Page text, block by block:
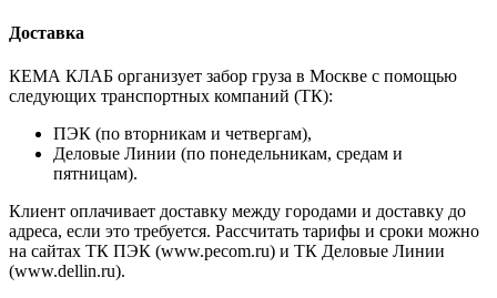
Доставка
КЕМА КЛАБ организует забор груза в Москве с помощью
следующих транспортных компаний (ТК):
ПЭК (по вторникам и четвергам),
Деловые Линии (по понедельникам, средам и
пятницам).
Клиент оплачивает доставку между городами и доставку до
адреса, если это требуется. Рассчитать тарифы и сроки можно
на сайтах ТК ПЭК (www.pecom.ru) и ТК Деловые Линии
(www.dellin.ru).